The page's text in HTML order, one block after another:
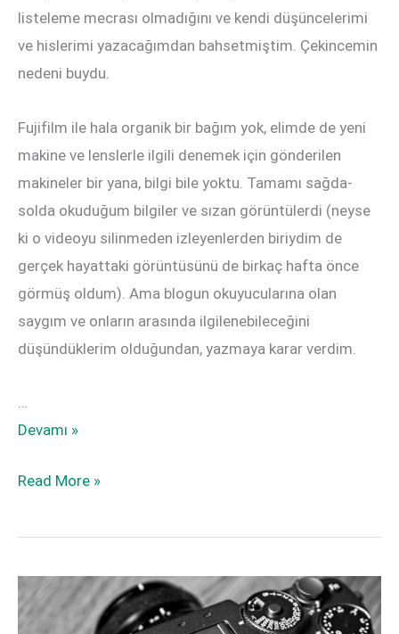
listeleme mecrası olmadığını ve kendi düşüncelerimi
ve hislerimi yazacağımdan bahsetmiştim. Çekincemin
nedeni buydu.
Fujifilm ile hala organik bir bağım yok, elimde de yeni
makine ve lenslerle ilgili denemek için gönderilen
makineler bir yana, bilgi bile yoktu. Tamamı sağda-
solda okuduğum bilgiler ve sızan görüntülerdi (neyse
ki o videoyu silinmeden izleyenlerden biriydim de
gerçek hayattaki görüntüsünü de birkaç hafta önce
görmüş oldum). Ama blogun okuyucularına olan
saygım ve onların arasında ilgilenebileceğini
düşündüklerim olduğundan, yazmaya karar verdim.
…
Fujifilm
Summit
2022’nin
Devamı »
Fujifilm
Summit
2022’nin
Ardından
Read More »